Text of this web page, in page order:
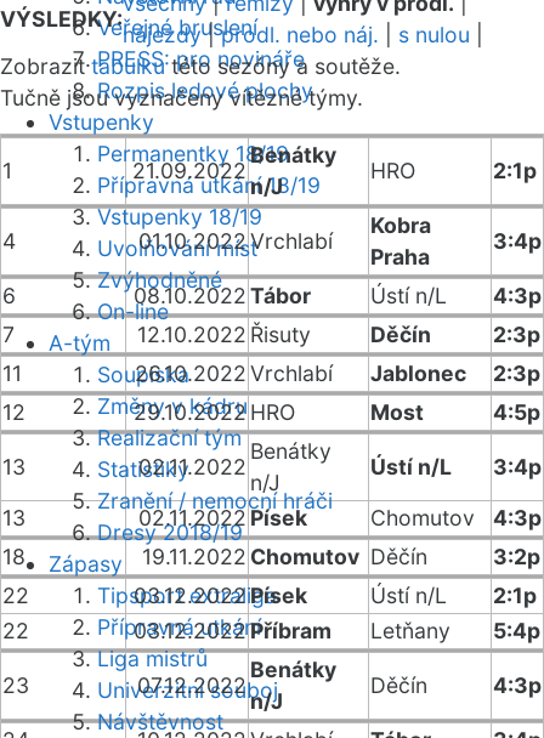
Veřejné bruslení
PRESS: pro novináře
Rozpis ledové plochy
Vstupenky
Permanentky 18/19
Přípravná utkání 18/19
Vstupenky 18/19
Uvolňování míst
Zvýhodněné
On-line
A-tým
Soupiska
Změny v kádru
Realizační tým
Statistiky
Zranění / nemocní hráči
Dresy 2018/19
Zápasy
Tipsport extraliga
Přípravná utkání
Liga mistrů
Univerzitní souboj
Návštěvnost
VÝSLEDKY:
nájezdy|prodl. nebo náj. s nulou
Zobrazittabulkutéto sezóny a soutěže.
Tučně jsou vyznačeny vítězné týmy.
1 21.09.2022
Benátky
n/J
HRO 2:1p
4 01.10.2022Vrchlabí
Kobra
Praha
3:4p
6 08.10.2022Tábor Ústí n/L
4:3p
7
12.10.2022 Řisuty Děčín
2:3p
11
26.10.2022Vrchlabí Jablonec
2:3p
12
29.10.2022HRO Most 4:5p
13 02.11.2022
Benátky
n/J
Ústí n/L
3:4p
13
02.11.2022 Písek Chomutov
4:3p
18
19.11.2022 Chomutov Děčín
3:2p
22
03.12.2022 Písek Ústí n/L
2:1p
22
03.12.2022Příbram Letňany 5:4p
23 07.12.2022
Benátky
n/J
Děčín 4:3p